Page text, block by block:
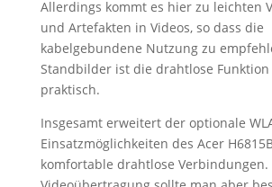
Allerdings kommt es hier zu leichten
und Artefakten in Videos, so dass die
kabelgebundene Nutzung zu
Standbilder ist die drahtlose
praktisch.
Insgesamt erweitert der optionale
Einsatzmöglichkeiten des Acer
komfortable drahtlose